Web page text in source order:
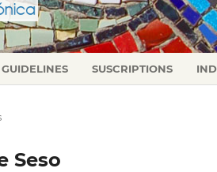
SUSCRIPTIONS
Seso